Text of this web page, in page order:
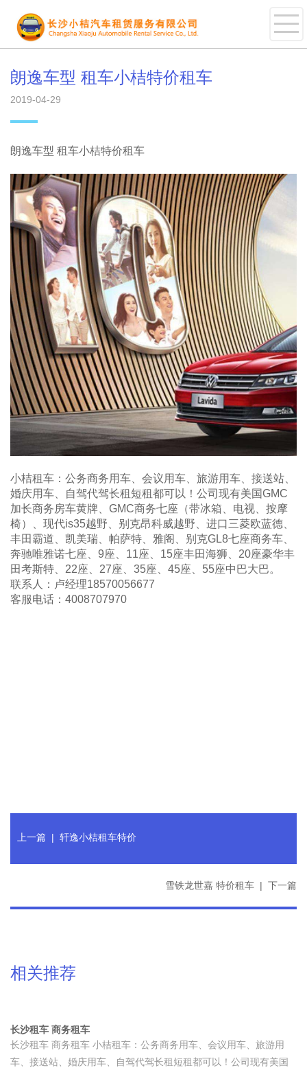
朗逸车型 租车小桔特价租车
2019-04-29
朗逸车型 租车小桔特价租车
小桔租车：公务商务用车、会议用车、旅游用车、接送站、
婚庆用车、自驾代驾长租短租都可以！公司现有美国GMC
加长商务房车黄牌、GMC商务七座（带冰箱、电视、按摩
椅）、现代is35越野、别克昂科威越野、进口三菱欧蓝德、
丰田霸道、凯美瑞、帕萨特、雅阁、别克GL8七座商务车、
奔驰唯雅诺七座、9座、11座、15座丰田海狮、20座豪华丰
田考斯特、22座、27座、35座、45座、55座中巴大巴。
联系人：卢经理18570056677
客服电话：4008707970
上一篇 | 轩逸小桔租车特价
雪铁龙世嘉 特价租车 | 下一篇
相关推荐
长沙租车 商务租车
长沙租车 商务租车 小桔租车：公务商务用车、会议用车、旅游用
车、接送站、婚庆用车、自驾代驾长租短租都可以！公司现有美国